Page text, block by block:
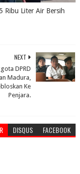
Ribu Liter Air Bersih
NEXT
DPRD
Madura,
Ke
Penjara.
DISQUS FACEBOOK